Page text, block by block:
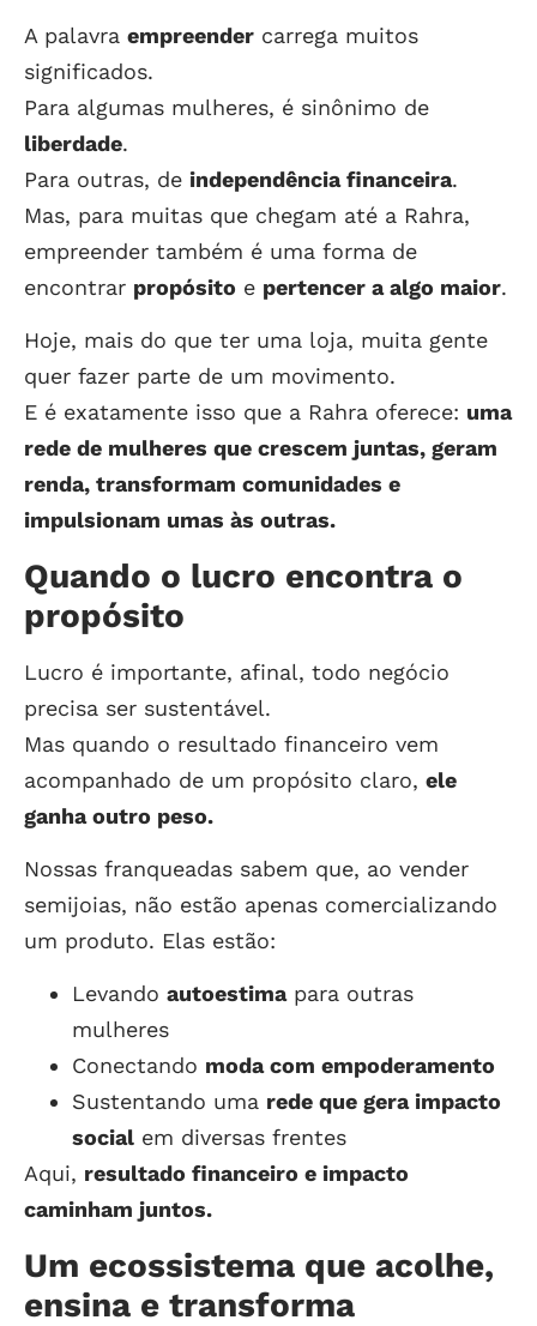
A palavra empreender carrega muitos
significados.
Para algumas mulheres, é sinônimo de
liberdade.
Para outras, de independência financeira.
Mas, para muitas que chegam até a Rahra,
empreender também é uma forma de
encontrar propósito e pertencer a algo maior.
Hoje, mais do que ter uma loja, muita gente
quer fazer parte de um movimento.
E é exatamente isso que a Rahra oferece: uma
rede de mulheres que crescem juntas, geram
renda, transformam comunidades e
impulsionam umas às outras.
Quando o lucro encontra o
propósito
Lucro é importante, afinal, todo negócio
precisa ser sustentável.
Mas quando o resultado financeiro vem
acompanhado de um propósito claro, ele
ganha outro peso.
Nossas franqueadas sabem que, ao vender
semijoias, não estão apenas comercializando
um produto. Elas estão:
Levando autoestimapara outras
mulheres
Conectando moda com empoderamento
Sustentando uma rede que gera impacto
social em diversas frentes
Aqui, resultado financeiro e impacto
caminham juntos.
Um ecossistema que acolhe,
ensina e transforma